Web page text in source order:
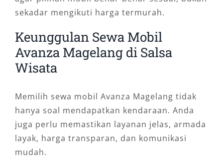
sekadar mengikuti harga termurah.
Keunggulan Sewa Mobil
Avanza Magelang di Salsa
Wisata
Memilih sewa mobil Avanza Magelang tidak
hanya soal mendapatkan kendaraan. Anda
juga perlu memastikan layanan jelas, armada
layak, harga transparan, dan komunikasi
mudah.